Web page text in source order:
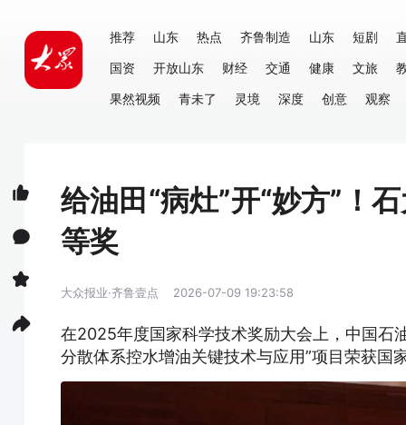
推荐 山东 热点 齐鲁制造 山东 短剧
国资
开放山东 财经 交通 健康 文旅
果然视频
青未了 灵境 深度 创意 观察
给油田“病灶”开“妙方”！
等奖
大众报业·齐鲁壹点 2026-07-09 19:23:58
在2025年度国家科学技术奖励大会上，中国石
分散体系控水增油关键技术与应用”项目荣获国